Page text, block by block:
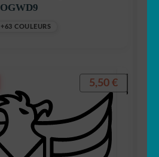
OGWD9
+63 COULEURS
5,50 €